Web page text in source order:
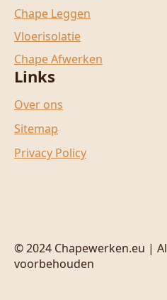
Chape Leggen
Vloerisolatie
Chape Afwerken
Links
Over ons
Sitemap
Privacy Policy
© 2024 Chapewerken.eu |
voorbehouden